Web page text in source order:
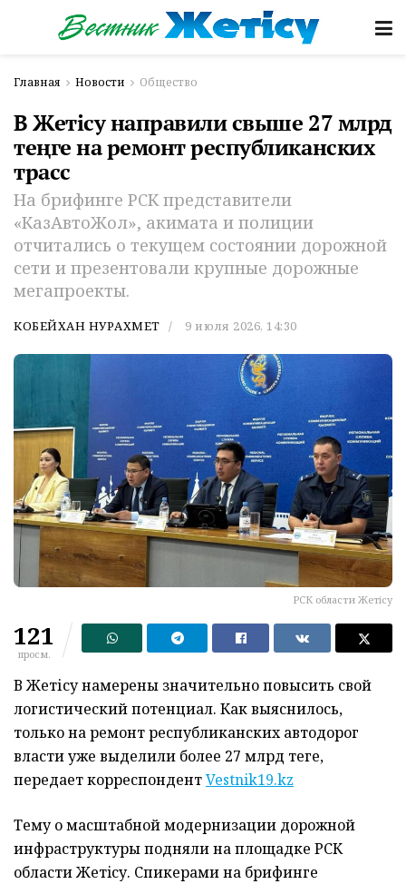
Главная Новости Общество
В Жетісу направили свыше 27 млрд
теңге на ремонт республиканских
трасс
На брифинге РСК представители
«КазАвтоЖол», акимата и полиции
отчитались о текущем состоянии дорожной
сети и презентовали крупные дорожные
мегапроекты.
КОБЕЙХАН НУРАХМЕТ 9 июля 2026, 14:30
РСК области Жетiсу
121
просм.
В Жетісу намерены значительно повысить свой
логистический потенциал. Как выяснилось,
только на ремонт республиканских автодорог
власти уже выделили более 27 млрд теңге,
передает корреспондентVestnik19.kz
Тему о масштабной модернизации дорожной
инфраструктуры подняли на площадке РСК
области Жетiсу. Спикерами на брифинге